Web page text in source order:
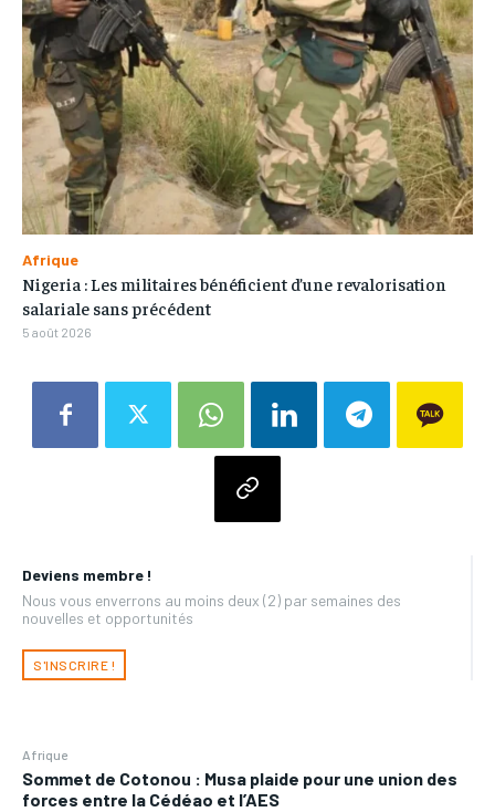
Deviens membre !
Nous vous enverrons au moins deux (2) par semaines des
nouvelles et opportunités
S'INSCRIRE !
Afrique
Sommet de Cotonou : Musa plaide pour une union des
forces entre la Cédéao et l’AES
Afrique
Nigeria : Les militaires bénéficient d’une revalorisation
salariale sans précédent
5 août 2026